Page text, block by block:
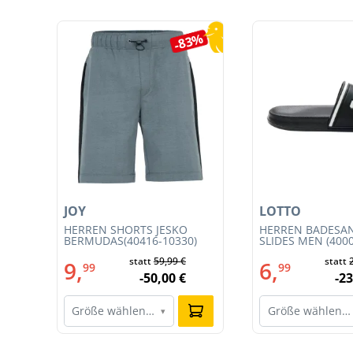
Produktgalerie überspringen
-83%
HERREN SHORTS JESKO
BERMUDAS(40416-10330)
JOY
9,99 statt59,99 €
-50,00 €
Größe wählen… ▾
HERREN
SLIDES MEN
LOTTO
6,99 statt
-
Größe wählen…